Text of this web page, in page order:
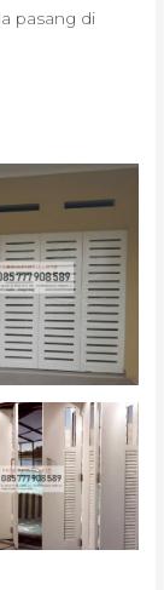
pasang di